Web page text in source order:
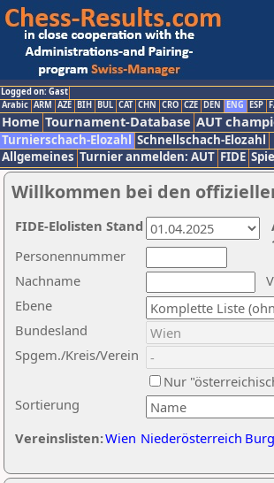
Logged on: Gast
Arabic ARM AZE BIH BUL CAT CHN CRO CZE DEN ENG ESP
Home Tournament-Database AUT
Turnierschach-Elozahl Schnellschach-Elozahl
Allgemeines Turnier anmelden: AUT FIDE
Willkommen bei den
Nachname
Ebene
Sortierung
Personennummer
Bundesland
Spgem./Kreis/Verein
Nur
Vereinslisten:Wien Niederösterreich
FIDE-Elolisten Stand